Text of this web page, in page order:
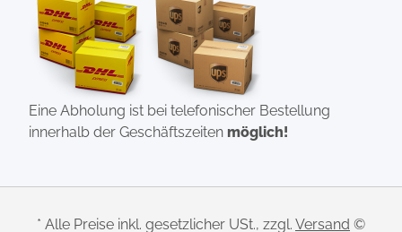
Eine Abholung ist bei telefonischer Bestellung
innerhalb der Geschäftszeiten möglich!
* Alle Preise inkl. gesetzlicher USt., zzgl. Versand ©